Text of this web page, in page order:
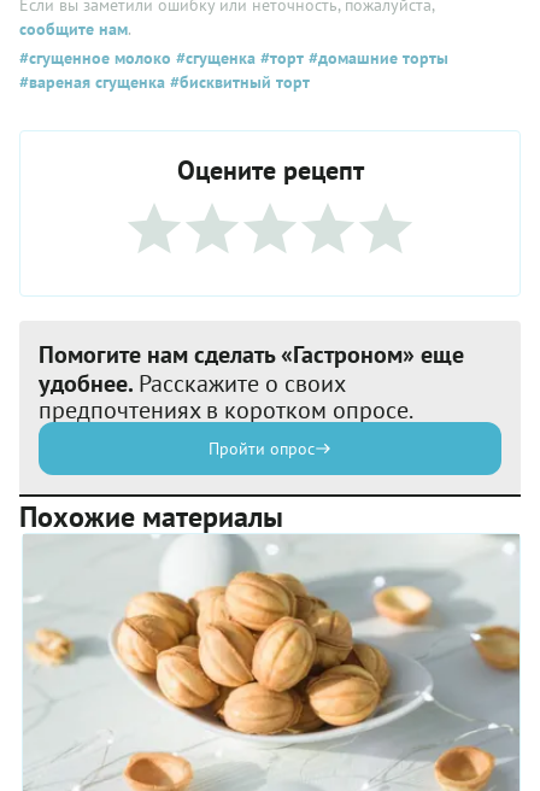
Если вы заметили ошибку или неточность, пожалуйста,
сообщите нам.
#сгущенное молоко #сгущенка #торт #домашние торты
#вареная сгущенка #бисквитный торт
Оцените рецепт
Помогите нам сделать «Гастроном» еще
удобнее. Расскажите о своих
предпочтениях в коротком опросе.
Пройти опрос
Похожие материалы